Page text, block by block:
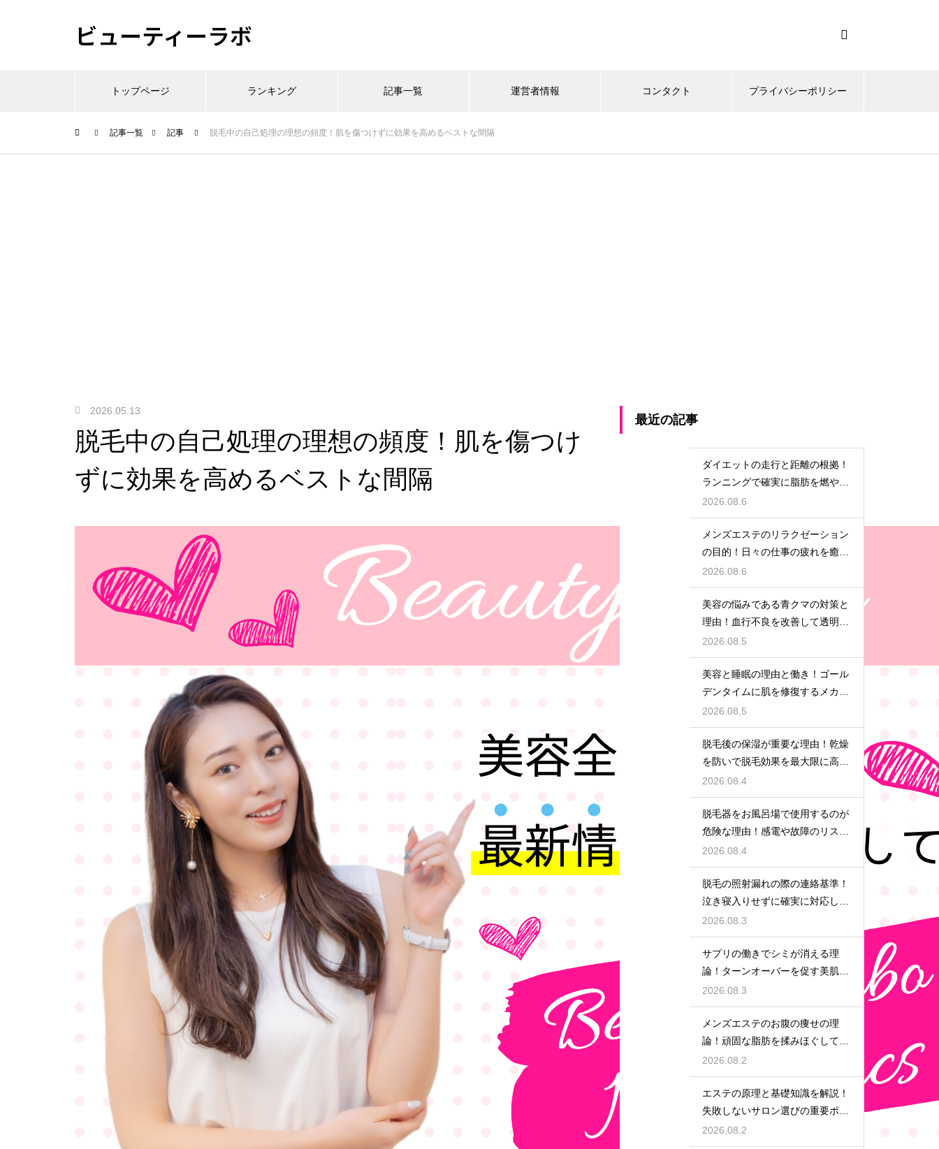
ビューティーラボ
トップページ ランキング 記事一覧 運営者情報 コンタクト プライバシーポリシー
記事一覧 記事 脱毛中の自己処理の理想の頻度！肌を傷つけずに効果を高めるベストな間隔
2026.05.13
脱毛中の自己処理の理想の頻度！肌を傷つけ
ずに効果を高めるベストな間隔
最近の記事
ダイエットの走行と距離の根拠！
ランニングで確実に脂肪を燃やす
目安
2026.08.6
メンズエステのリラクゼーション
の目的！日々の仕事の疲れを癒や
す極上のプライベート空間
2026.08.6
美容の悩みである青クマの対策と
理由！血行不良を改善して透明感
アップ
2026.08.5
美容と睡眠の理由と働き！ゴール
デンタイムに肌を修復するメカニ
ズム
2026.08.5
脱毛後の保湿が重要な理由！乾燥
を防いで脱毛効果を最大限に高め
るポイント
2026.08.4
脱毛器をお風呂場で使用するのが
危険な理由！感電や故障のリスク
を避けるための安全な環境選び
2026.08.4
脱毛の照射漏れの際の連絡基準！
泣き寝入りせずに確実に対応して
もらう
2026.08.3
サプリの働きでシミが消える理
論！ターンオーバーを促す美肌の
秘密
2026.08.3
メンズエステのお腹の痩せの理
論！頑固な脂肪を揉みほぐして燃
焼をサポートする
2026.08.2
エステの原理と基礎知識を解説！
失敗しないサロン選びの重要ポイ
ント
2026.08.2